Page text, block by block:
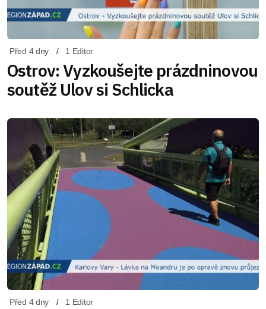
Před 4 dny 1 Editor
Ostrov: Vyzkoušejte prázdninovou
soutěž Ulov si Schlicka
Před 4 dny 1 Editor